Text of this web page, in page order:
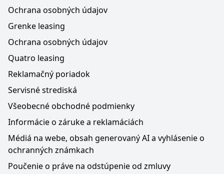
Ochrana osobných údajov
Grenke leasing
Ochrana osobných údajov
Quatro leasing
Reklamačný poriadok
Servisné strediská
Všeobecné obchodné podmienky
Informácie o záruke a reklamáciách
Médiá na webe, obsah generovaný AI a vyhlásenie o
ochranných známkach
Poučenie o práve na odstúpenie od zmluvy